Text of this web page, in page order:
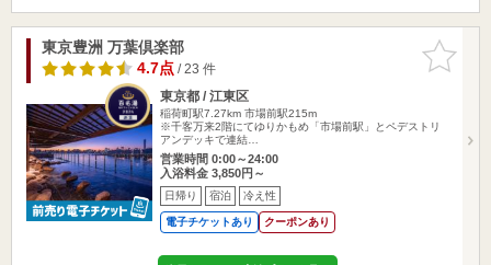
お気に入
りに追加
東京豊洲 万葉倶楽部
4.7点/ 23 件
東京都 / 江東区
稲荷町駅7.27km 市場前駅215m
※千客万来2階にてゆりかもめ「市場前駅」とペデストリ
アンデッキで連結…
営業時間 0:00～24:00
入浴料金 3,850円～
日帰り 宿泊 冷え性
電子チケットあり クーポンあり